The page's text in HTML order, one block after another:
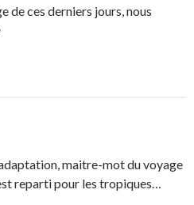
de ces derniers jours, nous
maitre-mot du voyage
reparti pour les tropiques…